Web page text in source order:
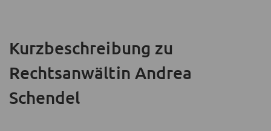
Kurzbeschreibung zu
Rechtsanwältin Andrea
Schendel